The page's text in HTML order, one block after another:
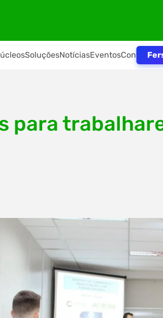
SoluçõesNotíciasEventosContato
para